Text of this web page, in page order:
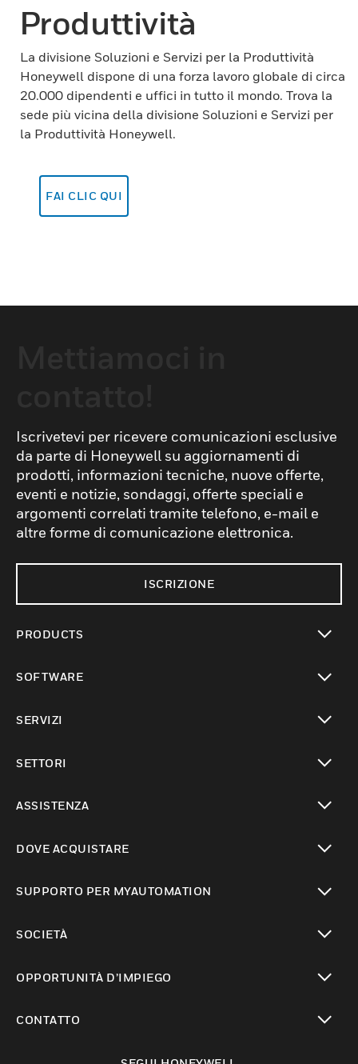
Produttività
La divisione Soluzioni e Servizi per la Produttività
Honeywell dispone di una forza lavoro globale di circa
20.000 dipendenti e uffici in tutto il mondo. Trova la
sede più vicina della divisione Soluzioni e Servizi per
la Produttività Honeywell.
FAI CLIC QUI
Iscrivetevi per ricevere comunicazioni esclusive
da parte di Honeywell su aggiornamenti di
prodotti, informazioni tecniche, nuove offerte,
eventi e notizie, sondaggi, offerte speciali e
argomenti correlati tramite telefono, e-mail e
altre forme di comunicazione elettronica.
ISCRIZIONE
PRODUCTS
SOFTWARE
SERVIZI
SETTORI
ASSISTENZA
DOVE ACQUISTARE
SUPPORTO PER MYAUTOMATION
SOCIETÀ
OPPORTUNITÀ D’IMPIEGO
CONTATTO